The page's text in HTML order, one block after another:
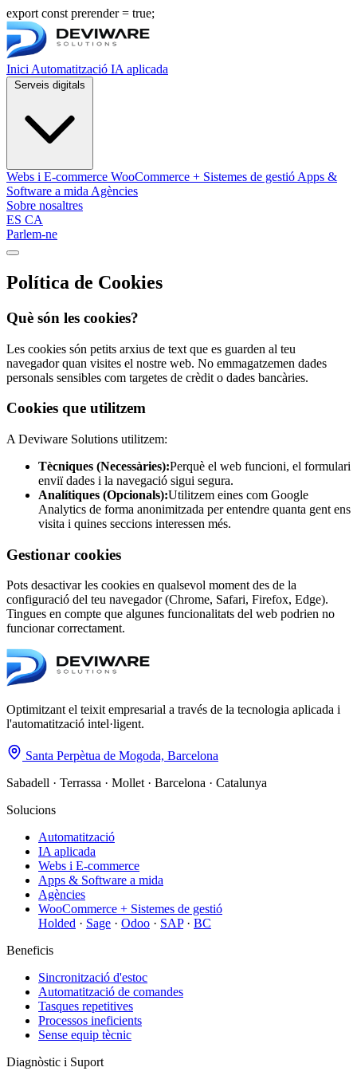
export const prerender = true;
Inici Automatització IA aplicada
Webs i E-commerce WooCommerce + Sistemes de gestió Apps &
Software a mida Agències
Sobre nosaltres
ES CA
Parlem-ne
Obrir menú de navegació
Política de Cookies
Què són les cookies?
Les cookies són petits arxius de text que es guarden al teu
navegador quan visites el nostre web. No emmagatzemen dades
personals sensibles com targetes de crèdit o dades bancàries.
Cookies que utilitzem
A Deviware Solutions utilitzem:
Tècniques (Necessàries):Perquè el web funcioni, el formulari
enviï dades i la navegació sigui segura.
Analítiques (Opcionals):Utilitzem eines com Google
Analytics de forma anonimitzada per entendre quanta gent ens
visita i quines seccions interessen més.
Gestionar cookies
Pots desactivar les cookies en qualsevol moment des de la
configuració del teu navegador (Chrome, Safari, Firefox, Edge).
Tingues en compte que algunes funcionalitats del web podrien no
funcionar correctament.
Optimitzant el teixit empresarial a través de la tecnologia aplicada i
l'automatització intel·ligent.
Santa Perpètua de Mogoda, Barcelona
Sabadell · Terrassa · Mollet · Barcelona · Catalunya
Solucions
Automatització
IA aplicada
Webs i E-commerce
Apps & Software a mida
Agències
WooCommerce + Sistemes de gestió
Holded · Sage · Odoo · SAP · BC
Beneficis
Sincronització d'estoc
Automatització de comandes
Tasques repetitives
Processos ineficients
Sense equip tècnic
Diagnòstic i Suport